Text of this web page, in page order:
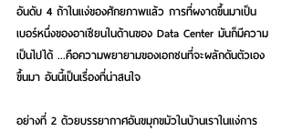
อันดับ 4 ถ้าในแง่ของศักยภาพแล้ว การที่ผงาดขึ้นมาเป็น
เบอร์หนึ่งของอาเซียนในด้านของ Data Center มันก็มีความ
เป็นไปได้ ...คือความพยายามของเอกชนที่จะผลักดันตัวเอง
ขึ้นมา อันนี้เป็นเรื่องที่น่าสนใจ
อย่างที่ 2 ด้วยบรรยากาศอันขมุกขมัวในบ้านเราในแง่การ